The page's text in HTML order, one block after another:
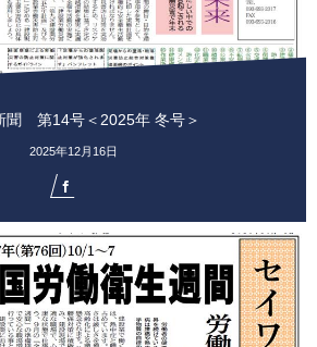
聞 第14号＜2025年 冬号＞
2025年12月16日